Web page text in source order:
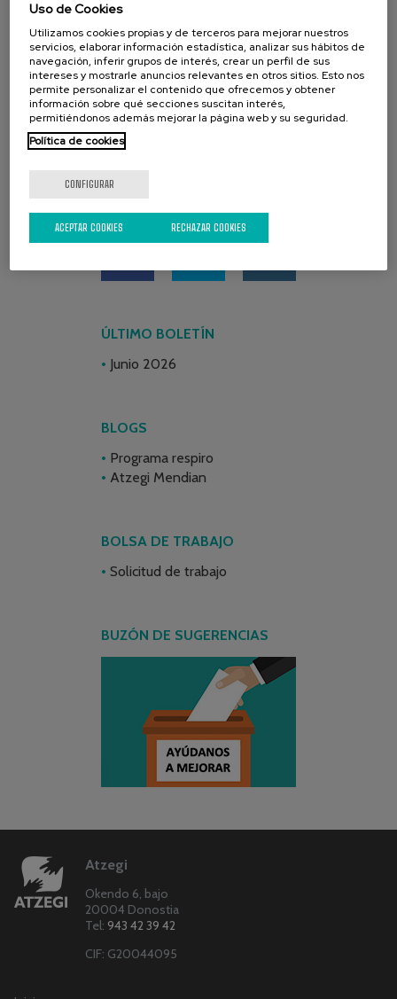
ÚLTIMO BOLETÍN
Junio 2026
BLOGS
Programa respiro
Atzegi Mendian
BOLSA DE TRABAJO
Solicitud de trabajo
BUZÓN DE SUGERENCIAS
Atzegi
Okendo 6, bajo
20004 Donostia
Tel: 943 42 39 42
CIF: G20044095
Uso de Cookies
Utilizamos cookies propias y de terceros para mejorar nuestros
servicios, elaborar información estadística, analizar sus hábitos de
navegación, inferir grupos de interés, crear un perfil de sus
intereses y mostrarle anuncios relevantes en otros sitios. Esto nos
permite personalizar el contenido que ofrecemos y obtener
información sobre qué secciones suscitan interés,
permitiéndonos además mejorar la página web y su seguridad.
Política de cookies
CONFIGURAR
RECHAZAR COOKIES
ACEPTAR COOKIES